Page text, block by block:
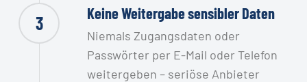
3 Keine Weitergabe sensibler Daten
Niemals Zugangsdaten oder
Passwörter per E-Mail oder Telefon
weitergeben – seriöse Anbieter